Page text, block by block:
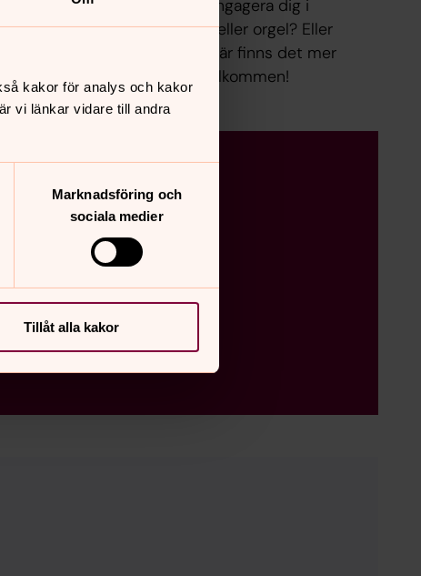
kakor för analys och kakor
vi länkar vidare till andra
Marknadsföring och
sociala medier
Tillåt alla kakor
möjligheter för dig att engagera dig i
vill du lära dig spela piano eller orgel? Eller
om att vara med i en kör? Här finns det mer
musikverksamheter. Du är välkommen!